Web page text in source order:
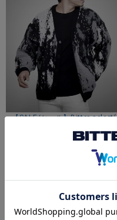
KOUHEI：身長172cm 体
ぎーぬ：身長170cm 体重
カラー展開
ネイビー/グリーン/ブラッ
※当店スタッフの個人的な
じ方等異なる場合がござ
【SALE/セール】Bitter